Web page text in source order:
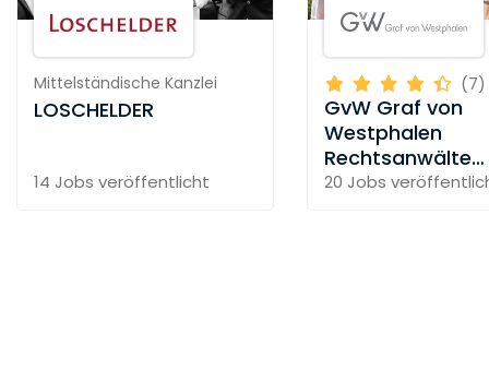
Mittelständische Kanzlei
LOSCHELDER
14 Jobs veröffentlicht
(7)
GvW Graf von
Westphalen
Rechtsanwälte
Steuerberater
20 Jobs